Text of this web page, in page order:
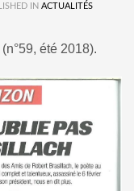
IN ACTUALITÉS
(n°59, été 2018).